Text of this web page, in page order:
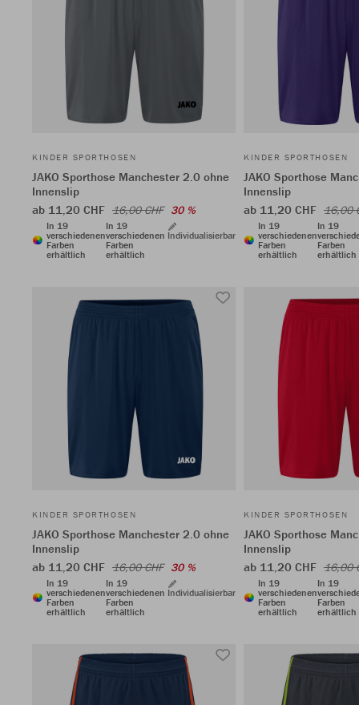
KINDER SPORTHOSEN
JAKO Sporthose Manchester 2.0 ohne
Innenslip
ab 11,20 CHF 16,00 CHF 30 %
In 19
verschiedenen
Farben
erhältlich
In 19
verschiedenen
Farben
erhältlich
Individualisierbar
KINDER SPORTHOSEN
JAKO Sporthose
Innenslip
ab 11,20 CHF 16,00
In 19
verschiedenen
Farben
erhältlich
In 19
Farben
erhältlich
KINDER SPORTHOSEN
JAKO Sporthose Manchester 2.0 ohne
Innenslip
ab 11,20 CHF 16,00 CHF 30 %
In 19
verschiedenen
Farben
erhältlich
In 19
verschiedenen
Farben
erhältlich
Individualisierbar
KINDER SPORTHOSEN
JAKO Sporthose
Innenslip
ab 11,20 CHF 16,00
In 19
verschiedenen
Farben
erhältlich
In 19
Farben
erhältlich